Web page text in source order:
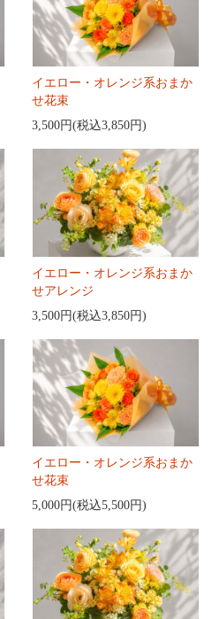
イエロー・オレンジ系おまか
せ花束
3,500円(税込3,850円)
イエロー・オレンジ系おまか
せアレンジ
3,500円(税込3,850円)
イエロー・オレンジ系おまか
せ花束
5,000円(税込5,500円)